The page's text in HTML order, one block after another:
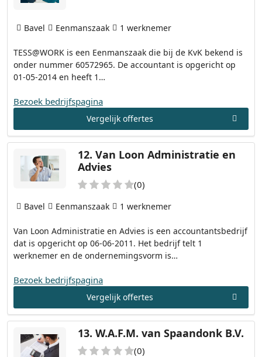
TESS@WORK is een Eenmanszaak die bij de KvK bekend is
onder nummer 60572965. De accountant is opgericht op
01-05-2014 en heeft 1…
Bavel Eenmanszaak 1 werknemer
Bezoek bedrijfspagina
Vergelijk offertes
12. Van Loon Administratie en
Advies
(0)
Van Loon Administratie en Advies is een accountantsbedrijf
dat is opgericht op 06-06-2011. Het bedrijf telt 1
werknemer en de ondernemingsvorm is…
Bavel Eenmanszaak 1 werknemer
Bezoek bedrijfspagina
Vergelijk offertes
13. W.A.F.M. van Spaandonk B.V.
(0)